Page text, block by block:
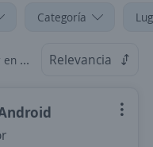
Categoría
Relevancia